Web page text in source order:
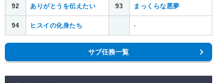
92 ありがとうを伝えたい 93 まっくらな悪夢
94 ヒスイの化身たち -
サブ任務一覧